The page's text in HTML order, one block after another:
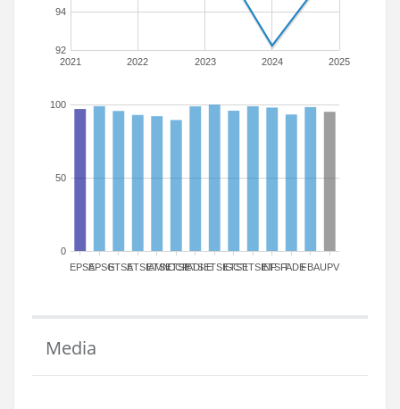
2021 2022 2023 2024 2025
92
94
EPSAEPSGETSAETSIAMN
ETSICCP
ETSIADI
ETSIEETSIGCT
ETSIIETSINFETSITFADEFBAUPV
0
50
100
Media